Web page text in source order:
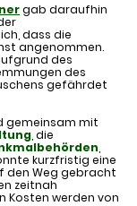
gab daraufhin
dass die
angenommen.
des
des
gefährdet
gemeinsam mit
, die
kurzfristig eine
den Weg gebracht
zeitnah
Kosten werden von